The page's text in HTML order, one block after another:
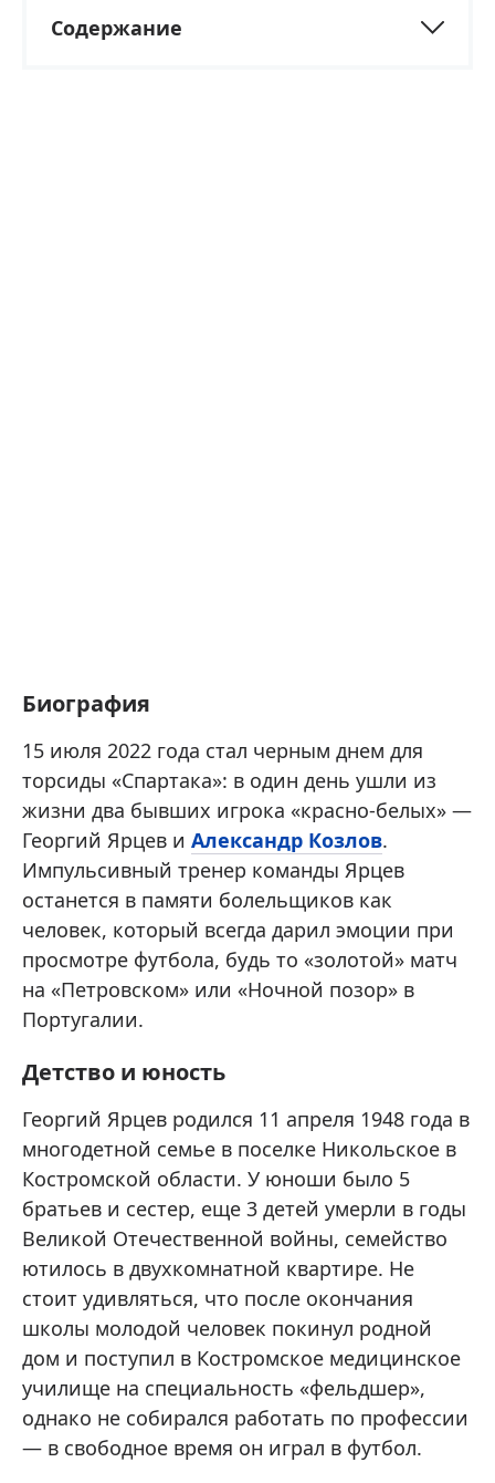
Содержание
Биография
15 июля 2022 года стал черным днем для
торсиды «Спартака»: в один день ушли из
жизни два бывших игрока «красно-белых» —
Георгий Ярцев и Александр Козлов.
Импульсивный тренер команды Ярцев
останется в памяти болельщиков как
человек, который всегда дарил эмоции при
просмотре футбола, будь то «золотой» матч
на «Петровском» или «Ночной позор» в
Португалии.
Детство и юность
Георгий Ярцев родился 11 апреля 1948 года в
многодетной семье в поселке Никольское в
Костромской области. У юноши было 5
братьев и сестер, еще 3 детей умерли в годы
Великой Отечественной войны, семейство
ютилось в двухкомнатной квартире. Не
стоит удивляться, что после окончания
школы молодой человек покинул родной
дом и поступил в Костромское медицинское
училище на специальность «фельдшер»,
однако не собирался работать по профессии
— в свободное время он играл в футбол.